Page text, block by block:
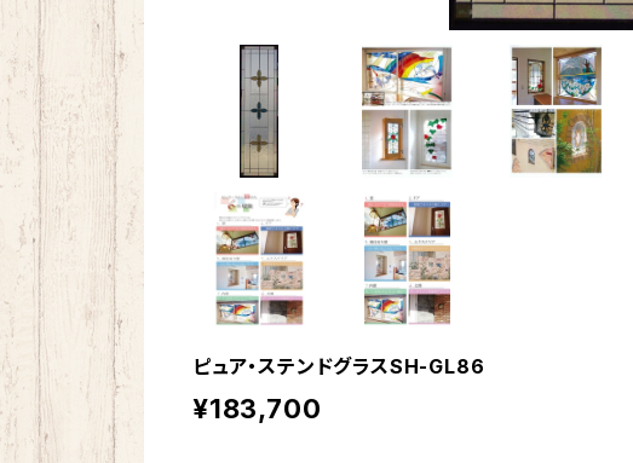
ピュア・ステンドグラスSH-GL86
¥183,700